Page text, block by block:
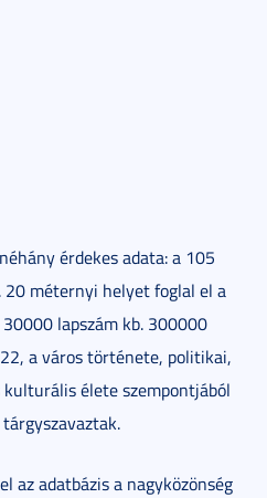
érdekes adata: a 105
méternyi helyet foglal el a
lapszám kb. 300000
a város története, politikai,
élete szempontjából
az adatbázis a nagyközönség